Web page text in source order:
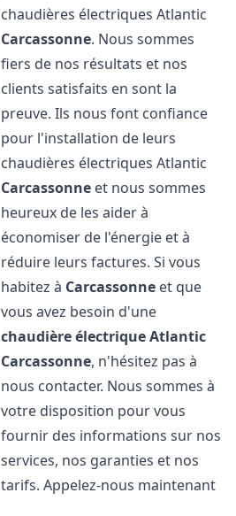
chaudières électriques Atlantic
Carcassonne. Nous sommes
fiers de nos résultats et nos
clients satisfaits en sont la
preuve. Ils nous font confiance
pour l'installation de leurs
chaudières électriques Atlantic
Carcassonne et nous sommes
heureux de les aider à
économiser de l'énergie et à
réduire leurs factures. Si vous
habitez à Carcassonne et que
vous avez besoin d'une
chaudière électrique Atlantic
Carcassonne, n'hésitez pas à
nous contacter. Nous sommes à
votre disposition pour vous
fournir des informations sur nos
services, nos garanties et nos
tarifs. Appelez-nous maintenant